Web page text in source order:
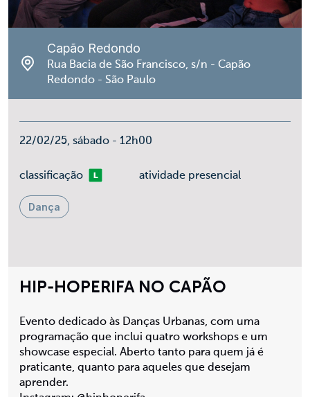
HIP-HOPERIFA NO CAPÃO
Evento dedicado às Danças Urbanas, com uma
programação que inclui quatro workshops e um
showcase especial. Aberto tanto para quem já é
praticante, quanto para aqueles que desejam
aprender.
Capão Redondo
Rua Bacia de São Francisco, s/n - Capão
Redondo - São Paulo
22/02/25, sábado - 12h00
classificaçãoLivre atividade presencial
Dança